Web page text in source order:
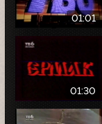
01:01
01:30